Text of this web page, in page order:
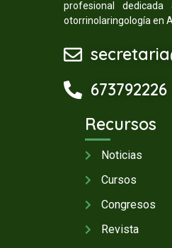
profesional
otorrinolaringología en
673792226
Recursos
Noticias
Cursos
Congresos
Revista